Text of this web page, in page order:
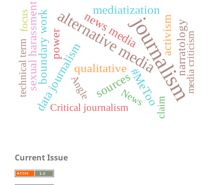
journalism
alternative media
data journalism #MeToo
qualitative
power narratology
activism
sources
boundary work news media
sexual harassment mediatization
media criticism
News
Critical journalism
Angle
technical term
claim
focus
Current Issue